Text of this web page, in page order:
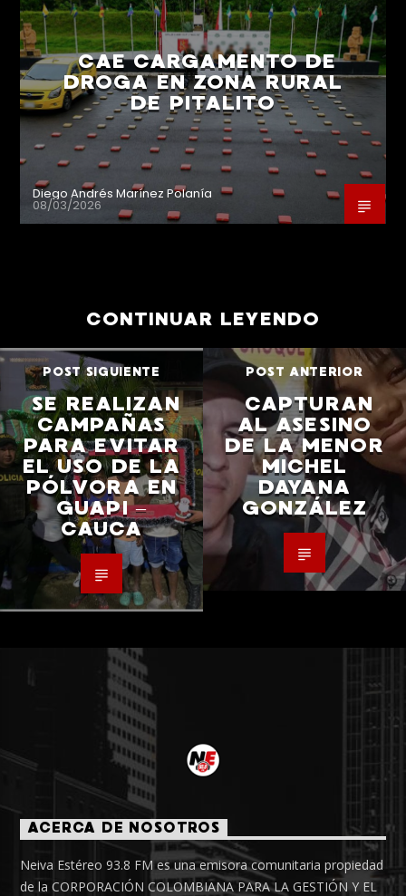
CAE CARGAMENTO DE
DROGA EN ZONA RURAL
DE PITALITO
Diego Andrés Marínez Polanía
08/03/2026
CONTINUAR LEYENDO
POST SIGUIENTE
SE REALIZAN
CAMPAÑAS
PARA EVITAR
EL USO DE LA
PÓLVORA EN
GUAPI –
CAUCA
POST ANTERIOR
CAPTURAN
AL ASESINO
DE LA MENOR
MICHEL
DAYANA
GONZÁLEZ
ACERCA DE NOSOTROS
Neiva Estéreo 93.8 FM es una emisora comunitaria propiedad
de la CORPORACIÓN COLOMBIANA PARA LA GESTIÓN Y EL